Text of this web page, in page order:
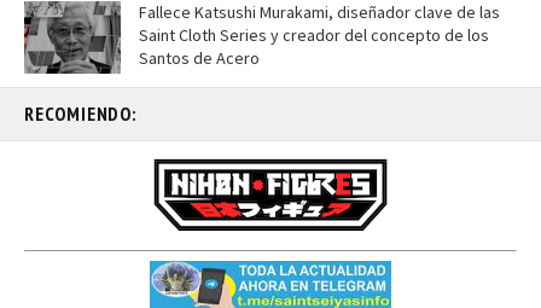
Fallece Katsushi Murakami, diseñador clave de las
Saint Cloth Series y creador del concepto de los
Santos de Acero
RECOMIENDO: